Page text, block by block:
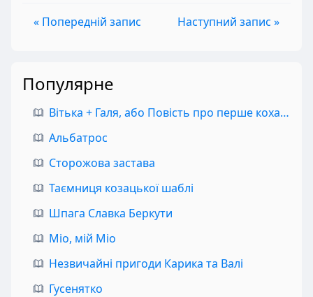
« Попередній запис Наступний запис »
Популярне
Вітька + Галя, або Повість про перше кохання
Альбатрос
Сторожова застава
Таємниця козацької шаблі
Шпага Славка Беркути
Міо, мій Міо
Незвичайні пригоди Карика та Валі
Гусенятко